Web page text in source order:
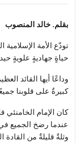
بقلم. خالد المنصوب
تودّع الأمة
حياةٍ جهاديةٍ علويةٍ
وداعًا أيها القائد
كبيرةٌ على قلوبنا
كان الإمام الخامنئي
عندما رضخ الجميع في
وثلةٌ قليلةٌ من